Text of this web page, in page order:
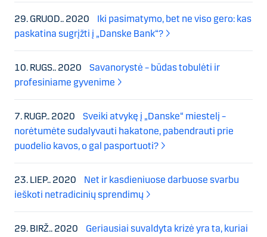
29. GRUOD.. 2020
Iki pasimatymo, bet ne viso gero: kas
paskatina sugrįžti į „Danske Bank“?
10. RUGS.. 2020
Savanorystė – būdas tobulėti ir
profesiniame gyvenime
7. RUGP.. 2020
Sveiki atvykę į „Danske“ miestelį –
norėtumėte sudalyvauti hakatone, pabendrauti prie
puodelio kavos, o gal pasportuoti?
23. LIEP.. 2020
Net ir kasdieniuose darbuose svarbu
ieškoti netradicinių sprendimų
29. BIRŽ.. 2020
Geriausiai suvaldyta krizė yra ta, kuriai